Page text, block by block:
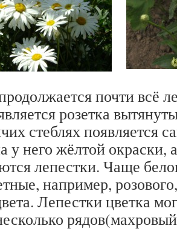
почти всё
розетка
стеблях появляется
у него жёлтой окраски,
лепестки. Чаще
например,
Лепестки цветка